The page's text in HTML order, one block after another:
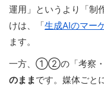
運用」というより「制
けは、「生成AIのマー
ます。
一方、①②の「考察・
のまま です。媒体ごと